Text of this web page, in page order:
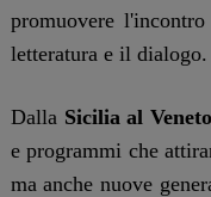
promuovere
letteratura e il dialogo.
Dalla Sicilia al Veneto
e programmi che
ma anche nuove